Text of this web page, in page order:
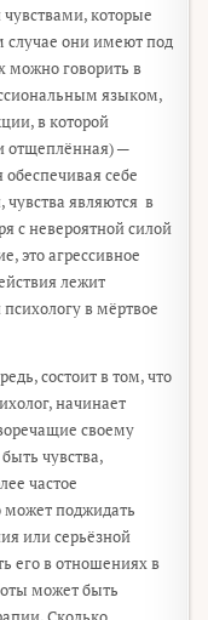
которые
случае они имеют под
можно говорить в
языком,
в которой
отщеплённая) —
себе
чувства являются в
с невероятной силой
это агрессивное
лежит
в мёртвое
состоит в том, что
начинает
своему
чувства,
частое
может поджидать
или серьёзной
его в отношениях в
может быть